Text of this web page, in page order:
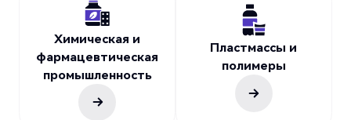
Химическая и
фармацевтическая
промышленность
Пластмассы и
полимеры